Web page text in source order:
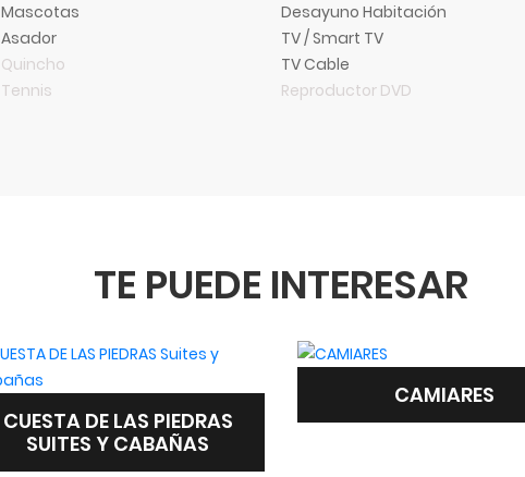
Mascotas
Asador
Quincho
Tennis
Desayuno Habitación
TV / Smart TV
TV Cable
Reproductor DVD
TE PUEDE INTERESAR
CAMIARES EL REMANSO